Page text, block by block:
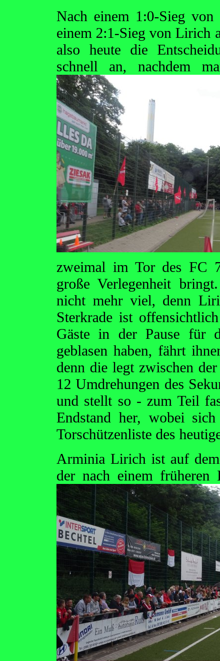
Nach einem 1:0-Sieg von
einem 2:1-Sieg von Lirich
also heute die
schnell an, nachdem
zweimal im Tor des FC
große Verlegenheit
nicht mehr viel, denn
Sterkrade ist
Gäste in der Pause für
geblasen haben, fährt
denn die legt zwischen
12 Umdrehungen des
und stellt so - zum Teil
Endstand her, wobei
Torschützenliste des
Arminia Lirich ist auf
der nach einem früheren